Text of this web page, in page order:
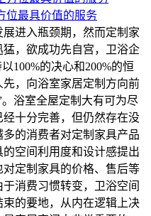
位最具价值的服务
进入瓶颈期，然而定制家
，欲成功先自宫，卫浴企
100%的决心和200%的恒
，向浴室家居定制方向前
浴室全屋定制大有可为尽
十分完善，但仍然存在没
的消费者对定制家具产品
空间利用度和设计感提出
定制家具的价格、售后等
消费习惯转变，卫浴空间
的要地，从内在逻辑上决